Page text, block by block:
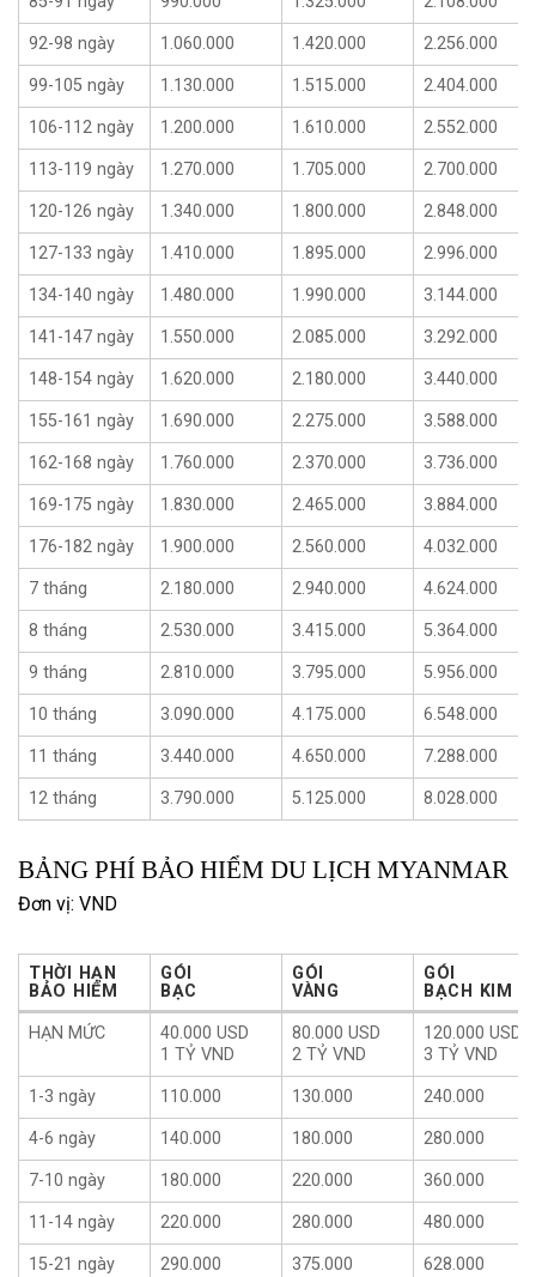
92-98 ngày 1.060.000 1.420.000 2.256.000
99-105 ngày 1.130.000 1.515.000 2.404.000
106-112 ngày 1.200.000 1.610.000 2.552.000
113-119 ngày 1.270.000 1.705.000 2.700.000
120-126 ngày 1.340.000 1.800.000 2.848.000
127-133 ngày 1.410.000 1.895.000 2.996.000
134-140 ngày 1.480.000 1.990.000 3.144.000
141-147 ngày 1.550.000 2.085.000 3.292.000
148-154 ngày 1.620.000 2.180.000 3.440.000
155-161 ngày 1.690.000 2.275.000 3.588.000
162-168 ngày 1.760.000 2.370.000 3.736.000
169-175 ngày 1.830.000 2.465.000 3.884.000
176-182 ngày 1.900.000 2.560.000 4.032.000
7 tháng 2.180.000 2.940.000 4.624.000
8 tháng 2.530.000 3.415.000 5.364.000
9 tháng 2.810.000 3.795.000 5.956.000
10 tháng 3.090.000 4.175.000 6.548.000
11 tháng 3.440.000 4.650.000 7.288.000
12 tháng 3.790.000 5.125.000 8.028.000
BẢNG PHÍ BẢO HIỂM DU LỊCH MYANMAR
Đơn vị: VND
THỜI HẠN
BẢO HIỂM
GÓI
BẠC
GÓI
VÀNG
GÓI
BẠCH KIM
THỜI HẠN
BẢO HIỂM
GÓI
BẠC
GÓI
VÀNG
GÓI
BẠCH KIM
HẠN MỨC
40.000 USD
1 TỶ VND
80.000 USD
2 TỶ VND
120.000 USD
3 TỶ VND
1-3 ngày 110.000 130.000 240.000
4-6 ngày 140.000 180.000 280.000
7-10 ngày 180.000 220.000 360.000
11-14 ngày 220.000 280.000 480.000
15-21 ngày 290.000 375.000 628.000